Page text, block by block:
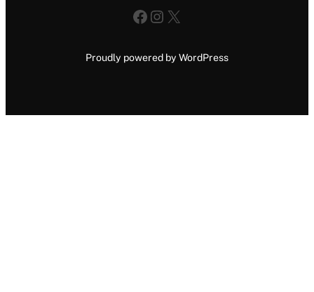
Facebook
Instagram
X
Proudly powered by WordPress